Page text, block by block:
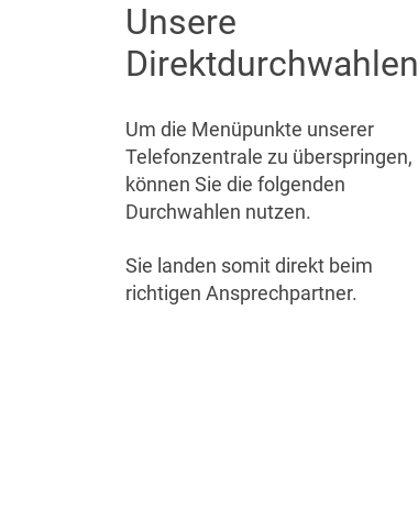
Unsere
Direktdurchwahlen
Um die Menüpunkte unserer
Telefonzentrale zu überspringen,
können Sie die folgenden
Durchwahlen nutzen.
Sie landen somit direkt beim
richtigen Ansprechpartner.